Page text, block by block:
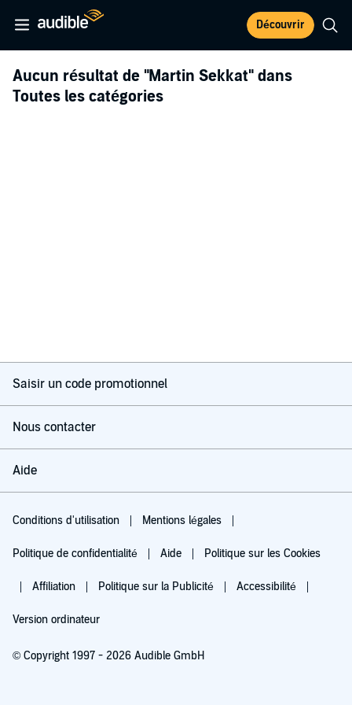
Découvrir
Aucun résultat de "Martin Sekkat" dans
Toutes les catégories
Saisir un code promotionnel
Nous contacter
Aide
Conditions d'utilisation Mentions légales
Politique de confidentialité Aide Politique sur les Cookies
Affiliation Politique sur la Publicité Accessibilité
Version ordinateur
© Copyright 1997 - 2026 Audible GmbH